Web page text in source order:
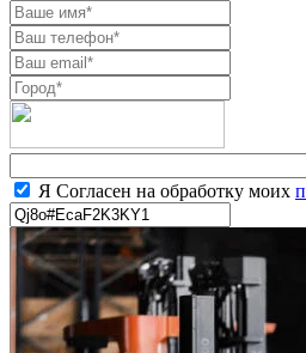
Я Согласен на обработку моих